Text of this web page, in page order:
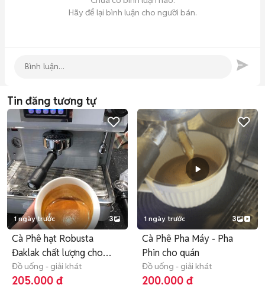
Hãy để lại bình luận cho người bán.
Tin đăng tương tự
1 ngày trước 3
Cà Phê hạt Robusta
Đaklak chất lượng cho
quán
Đồ uống - giải khát
205.000 đ
1 ngày trước 3
Cà Phê Pha Máy - Pha
Phin cho quán
Đồ uống - giải khát
200.000 đ